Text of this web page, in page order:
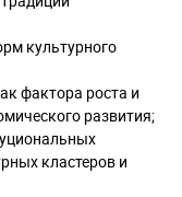
культурного
фактора роста и
развития;
кластеров и